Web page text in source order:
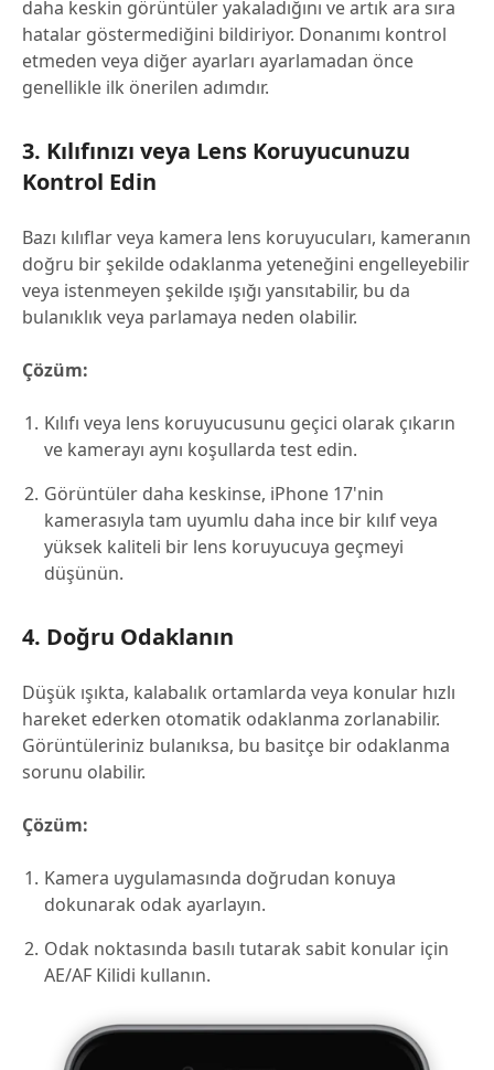
daha keskin görüntüler yakaladığını ve artık ara sıra
hatalar göstermediğini bildiriyor. Donanımı kontrol
etmeden veya diğer ayarları ayarlamadan önce
genellikle ilk önerilen adımdır.
3. Kılıfınızı veya Lens Koruyucunuzu
Kontrol Edin
Bazı kılıflar veya kamera lens koruyucuları, kameranın
doğru bir şekilde odaklanma yeteneğini engelleyebilir
veya istenmeyen şekilde ışığı yansıtabilir, bu da
bulanıklık veya parlamaya neden olabilir.
Çözüm:
Kılıfı veya lens koruyucusunu geçici olarak çıkarın
ve kamerayı aynı koşullarda test edin.
Görüntüler daha keskinse, iPhone 17'nin
kamerasıyla tam uyumlu daha ince bir kılıf veya
yüksek kaliteli bir lens koruyucuya geçmeyi
düşünün.
4. Doğru Odaklanın
Düşük ışıkta, kalabalık ortamlarda veya konular hızlı
hareket ederken otomatik odaklanma zorlanabilir.
Görüntüleriniz bulanıksa, bu basitçe bir odaklanma
sorunu olabilir.
Çözüm:
Kamera uygulamasında doğrudan konuya
dokunarak odak ayarlayın.
Odak noktasında basılı tutarak sabit konular için
AE/AF Kilidi kullanın.